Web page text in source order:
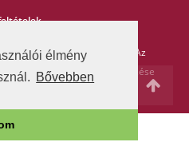
élmény
Bővebben
Minden jog fenntartva. Az
Swiss írásos beleegyezése